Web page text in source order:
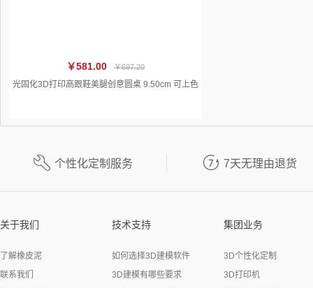
￥581.00 ￥697.20
光固化3D打印高跟鞋美腿创意圆桌 9.50cm 可上色
 个性化定制服务  7天无理由退货
关于我们
了解橡皮泥
联系我们
技术支持
如何选择3D建模软件
3D建模有哪些要求
集团业务
3D个性化定制
3D打印机